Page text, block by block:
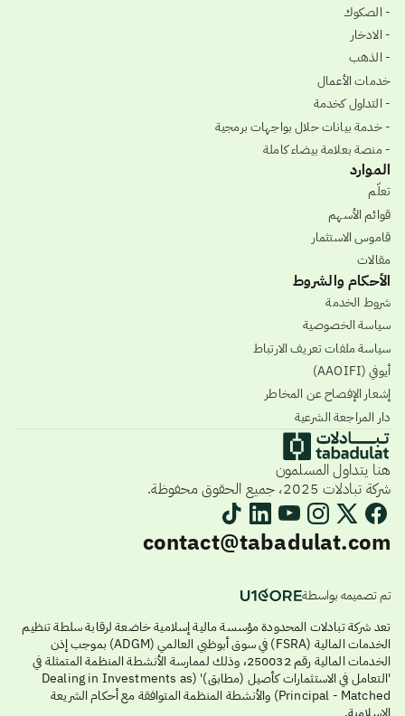
- الصكوك
- الادخار
- الذهب
خدمات الأعمال
- التداول كخدمة
- خدمة بيانات حلال بواجهات برمجية
- منصة بعلامة بيضاء كاملة
الموارد
تعلّم
قوائم الأسهم
قاموس الاستثمار
مقالات
الأحكام والشروط
شروط الخدمة
سياسة الخصوصية
سياسة ملفات تعريف الارتباط
أيوفي (AAOIFI)
إشعار الإفصاح عن المخاطر
دار المراجعة الشرعية
هنا يتداول المسلمون
شركة تبادلات 2025، جميع الحقوق محفوظة.
contact@tabadulat.com
تم تصميمه بواسطة
تعد شركة تبادلات المحدودة مؤسسة مالية إسلامية خاضعة لرقابة سلطة تنظيم
الخدمات المالية (FSRA) في سوق أبوظبي العالمي (ADGM) بموجب إذن
الخدمات المالية رقم 250032، وذلك لممارسة الأنشطة المنظمة المتمثلة في
'التعامل في الاستثمارات كأصيل (مطابق)' (Dealing in Investments as
Principal - Matched) والأنشطة المنظمة المتوافقة مع أحكام الشريعة